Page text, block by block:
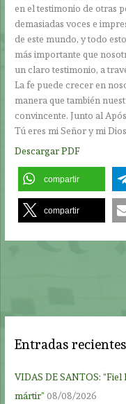
en el testimonio de otras
demasiadas voces e
de este mundo, y todo
más importante que
un claro testimonio, a
La fe puede crecer en
manera que también
convincente. Junto al
Tú eres mi Señor y mi
Descargar PDF
compartir
compartir
Entradas recientes
VIDAS DE SANTOS:
mártir” 08/08/2026